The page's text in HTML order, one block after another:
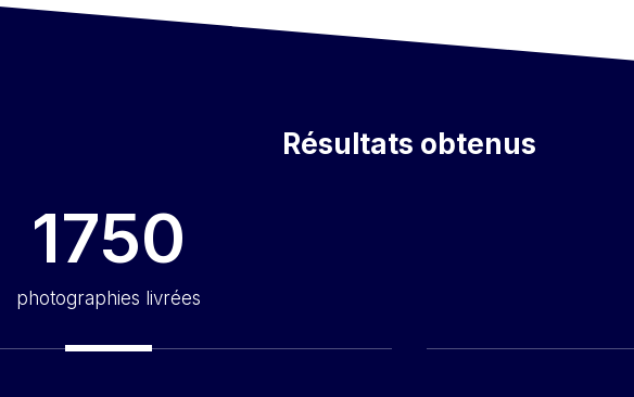
Résultats obtenus
1750
photographies livrées